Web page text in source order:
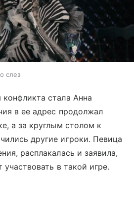
слез
стала Анна
в ее адрес продолжал
а за круглым столом к
другие игроки. Певица
расплакалась и заявила,
в такой игре.